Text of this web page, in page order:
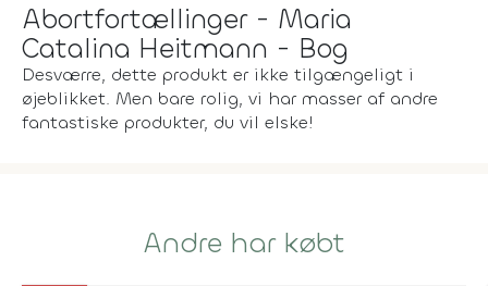
Abortfortællinger - Maria
Catalina Heitmann - Bog
Desværre, dette produkt er ikke tilgængeligt i
øjeblikket. Men bare rolig, vi har masser af andre
fantastiske produkter, du vil elske!
Andre har købt